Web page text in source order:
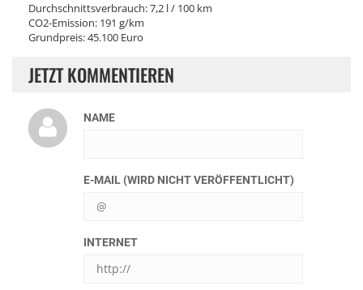
Durchschnittsverbrauch: 7,2 l / 100 km
CO2-Emission: 191 g/km
Grundpreis: 45.100 Euro
JETZT KOMMENTIEREN
NAME
E-MAIL (WIRD NICHT VERÖFFENTLICHT)
INTERNET